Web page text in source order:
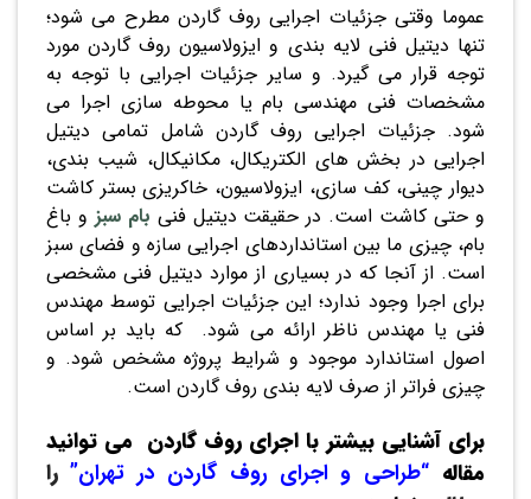
عموما وقتی جزئیات اجرایی روف گاردن مطرح می شود؛
تنها دیتیل فنی لایه بندی و ایزولاسیون روف گاردن مورد
توجه قرار می گیرد. و سایر جزئیات اجرایی با توجه به
مشخصات فنی مهندسی بام یا محوطه سازی اجرا می
شود. جزئیات اجرایی روف گاردن شامل تمامی دیتیل
اجرایی در بخش های الکتریکال، مکانیکال، شیب بندی،
دیوار چینی، کف سازی، ایزولاسیون، خاکریزی بستر کاشت
و حتی کاشت است. در حقیقت دیتیل فنی بام سبز و باغ
بام، چیزی ما بین استانداردهای اجرایی سازه و فضای سبز
است. از آنجا که در بسیاری از موارد دیتیل فنی مشخصی
برای اجرا وجود ندارد؛ این جزئیات اجرایی توسط مهندس
فنی یا مهندس ناظر ارائه می شود. که باید بر اساس
اصول استاندارد موجود و شرایط پروژه مشخص شود. و
چیزی فراتر از صرف لایه بندی روف گاردن است.
برای آشنایی بیشتر با اجرای روف گاردن می توانید
مقاله “طراحی و اجرای روف گاردن در تهران” را